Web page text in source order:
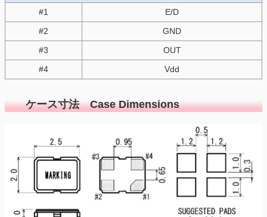
#1
E/D
#2
GND
#3
OUT
#4
Vdd
ケース寸法 Case Dimensions